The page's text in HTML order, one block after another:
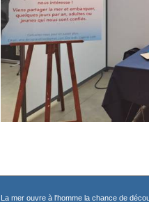
La mer ouvre à l'homme la chance de